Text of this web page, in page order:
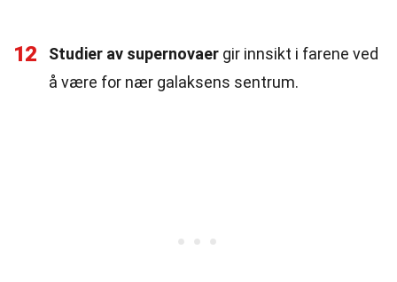
12 Studier av supernovaer gir innsikt i farene ved
å være for nær galaksens sentrum.